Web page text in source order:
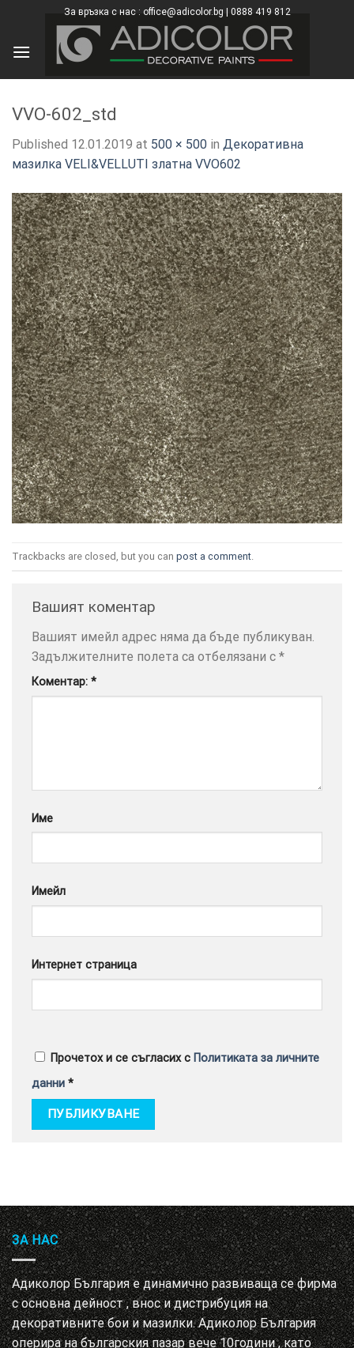
content
За връзка с нас : office@adicolor.bg | 0888 419 812
VVO-602_std
Published 12.01.2019 at 500 × 500 in Декоративна
мазилка VELI&VELLUTI златна VVO602
Trackbacks are closed, but you can post a comment
Вашият коментар
Вашият имейл адрес няма да бъде публикуван.
Задължителните полета са отбелязани с *
Коментар: *
Име
Имейл
Интернет страница
Прочетох и се съгласих с Политиката за личните
данни *
ЗА НАС
Адиколор България е динамично развиваща се фирма
с основна дейност , внос и дистрибуция на
декоративните бои и мазилки. Адиколор България
оперира на българския пазар вече 10години , като
×
× ТОЗИ
САЙТ
ИЗПОЛЗВА
ПОВЕЧЕ
ДА
НАМЕРИТЕ
ТУК.
УСЛУГИ ОПЦИИ